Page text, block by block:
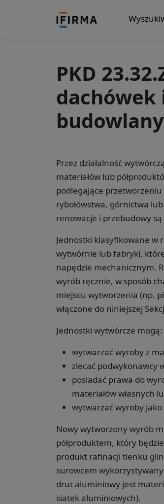
PKD
dachówek
Przez działalność
materiałów lub
podlegające przetworzeniu
rybołówstwa, górnictwa
renowacje i przebudowy
Jednostki klasyfikowane w
wytwórnie lub fabryki,
napędzie mechanicznym.
wyrób ręcznie, w sposób
miejscu wytworzenia (np.
włączone do niniejszej
Jednostki wytwórcze mogą:
wytwarzać wyroby z
zlecać podwykonawcy
posiadać prawa do
materiałów własnych
wytwarzać wyroby
Nowy wytworzony wyrób
półproduktem, który
produkt rafinacji tlenku
surowcem
drut aluminiowy jest
siatek aluminiowych).